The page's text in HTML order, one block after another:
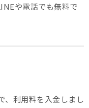
や電話でも無料で
、利用料を入金しまし